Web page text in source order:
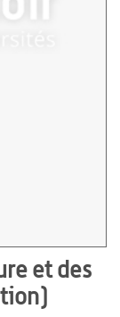
et des